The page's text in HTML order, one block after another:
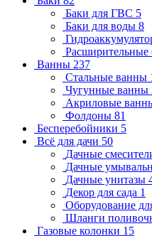
Баки для ГВС 5
Баки для воды 8
Расширительные
Ванны 237
Стальные ванны
Чугунные ванны
Акриловые
Фолдоны 81
Бесперебойники 5
Всё для дачи 50
Дачные
Дачные
Дачные унитазы
Декор для сада 1
Оборудование
Шланги
Газовые колонки 15